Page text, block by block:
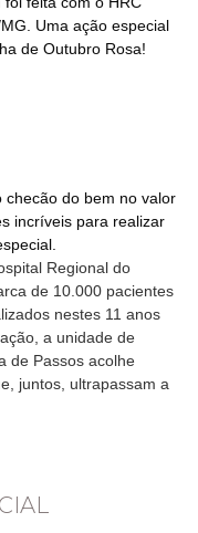
Uma ação especial
de Outubro Rosa!
checão do bem no valor
incríveis para realizar
Regional do
de 10.000 pacientes
nestes 11 anos
a unidade de
de Passos acolhe
juntos, ultrapassam a